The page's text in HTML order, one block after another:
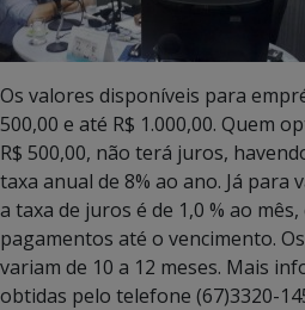
Os valores disponíveis para
500,00 e até R$ 1.000,00. Quem
R$ 500,00, não terá juros,
taxa anual de 8% ao ano. Já para
a taxa de juros é de 1,0 % ao
pagamentos até o vencimento.
variam de 10 a 12 meses. Mais
obtidas pelo telefone (67)3320-